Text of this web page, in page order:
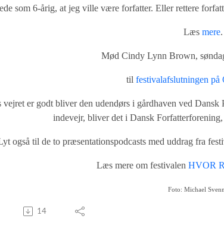
som 6-årig, at jeg ville være forfatter. Eller rettere
Læs mere.
Mød Cindy Lynn Brown,
til festivalafslutningen på
vejret er godt bliver den udendørs i gårdhaven ved
indevejr, bliver det i Dansk
også til de to præsentationspodcasts med uddrag fra
Læs mere om festivalen HVOR
Foto: Michael
14